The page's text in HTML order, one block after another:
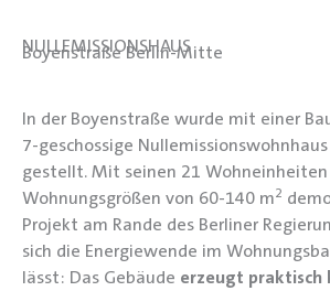
NULLEMISSIONSHAUS
Boyenstraße Berlin-Mitte
In der Boyenstraße wurde mit einer
7-geschossige
gestellt. Mit seinen 21 Wohneinheiten
Wohnungsgrößen von 60-140 m2
Projekt am Rande des Berliner
sich die Energiewende im
lässt: Das Gebäude erzeugt praktisch